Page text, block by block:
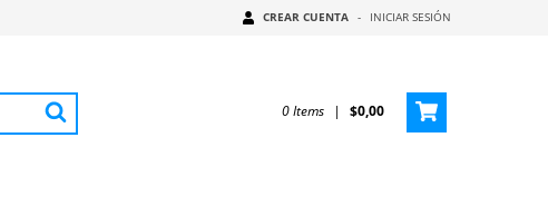
CREAR CUENTA - INICIAR SESIÓN
0Items | $0,00